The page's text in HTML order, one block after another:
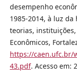
desempenho
1985-2014, à luz
teorias,
Econômicos,
https://caen.ufc.br/
43.pdf. Acesso em: